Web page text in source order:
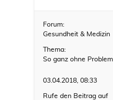
Forum:
Gesundheit & Medizin
Thema:
So ganz ohne
03.04.2018, 08:33
Rufe den Beitrag auf